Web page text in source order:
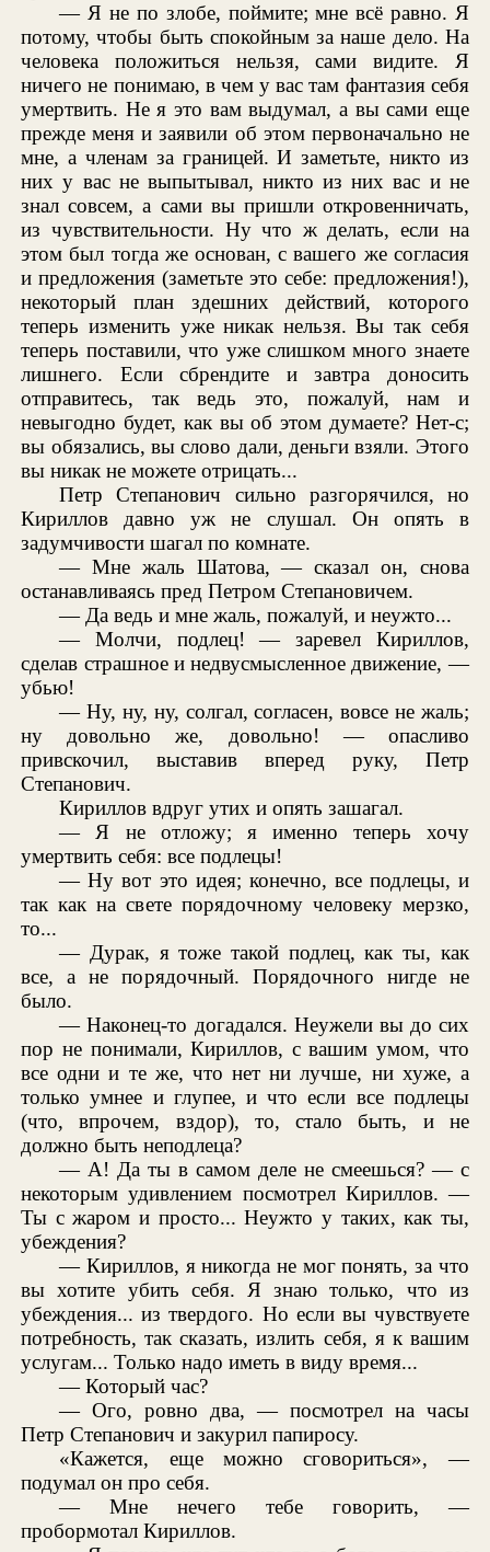
— Я не по злобе, поймите; мне всё равно. Я
потому, чтобы быть спокойным за наше дело. На
человека положиться нельзя, сами видите. Я
ничего не понимаю, в чем у вас там фантазия себя
умертвить. Не я это вам выдумал, а вы сами еще
прежде меня и заявили об этом первоначально не
мне, а членам за границей. И заметьте, никто из
них у вас не выпытывал, никто из них вас и не
знал совсем, а сами вы пришли откровенничать,
из чувствительности. Ну что ж делать, если на
этом был тогда же основан, с вашего же согласия
и предложения (заметьте это себе: предложения!),
некоторый план здешних действий, которого
теперь изменить уже никак нельзя. Вы так себя
теперь поставили, что уже слишком много знаете
лишнего. Если сбрендите и завтра доносить
отправитесь, так ведь это, пожалуй, нам и
невыгодно будет, как вы об этом думаете? Нет-с;
вы обязались, вы слово дали, деньги взяли. Этого
вы никак не можете отрицать...
Петр Степанович сильно разгорячился, но
Кириллов давно уж не слушал. Он опять в
задумчивости шагал по комнате.
— Мне жаль Шатова, — сказал он, снова
останавливаясь пред Петром Степановичем.
— Да ведь и мне жаль, пожалуй, и неужто...
— Молчи, подлец! — заревел Кириллов,
сделав страшное и недвусмысленное движение, —
убью!
— Ну, ну, ну, солгал, согласен, вовсе не жаль;
ну довольно же, довольно! — опасливо
привскочил, выставив вперед руку, Петр
Степанович.
Кириллов вдруг утих и опять зашагал.
— Я не отложу; я именно теперь хочу
умертвить себя: все подлецы!
— Ну вот это идея; конечно, все подлецы, и
так как на свете порядочному человеку мерзко,
то...
— Дурак, я тоже такой подлец, как ты, как
все, а не порядочный. Порядочного нигде не
было.
— Наконец-то догадался. Неужели вы до сих
пор не понимали, Кириллов, с вашим умом, что
все одни и те же, что нет ни лучше, ни хуже, а
только умнее и глупее, и что если все подлецы
(что, впрочем, вздор), то, стало быть, и не
должно быть неподлеца?
— А! Да ты в самом деле не смеешься? — с
некоторым удивлением посмотрел Кириллов. —
Ты с жаром и просто... Неужто у таких, как ты,
убеждения?
— Кириллов, я никогда не мог понять, за что
вы хотите убить себя. Я знаю только, что из
убеждения... из твердого. Но если вы чувствуете
потребность, так сказать, излить себя, я к вашим
услугам... Только надо иметь в виду время...
— Который час?
— Ого, ровно два, — посмотрел на часы
Петр Степанович и закурил папиросу.
«Кажется, еще можно сговориться», —
подумал он про себя.
— Мне нечего тебе говорить, —
пробормотал Кириллов.